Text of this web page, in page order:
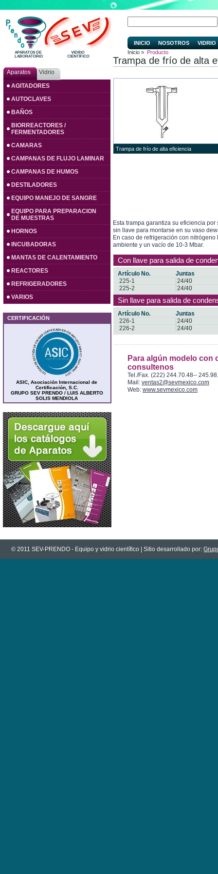
Aparatos
Vidrio
AGITADORES
AUTOCLAVES
BAÑOS
BIORREACTORES /
FERMENTADORES
CAMARAS
CAMPANAS DE FLUJO LAMINAR
CAMPANAS DE HUMOS
DESTILADORES
EQUIPO MANEJO DE SANGRE
EQUIPO PARA PREPARACION
DE MUESTRAS
HORNOS
INCUBADORAS
MANTAS DE CALENTAMIENTO
REACTORES
REFRIGERADORES
VARIOS
CERTIFICACIÓN
ASIC, Asociación Internacional de
Certificación, S.C.
GRUPO SEV PRENDO / LUIS ALBERTO
SOLIS MENDIOLA
INICIO NOSOTROS
VIDRIO
Inicio » Producto
Trampa de frío de alta
Trampa de frío de alta eficiencia
Esta trampa garantiza su eficiencia
sin llave para montarse en su vaso
En caso de refrigeración con
ambiente y un vacío de 10-3 Mbar.
Con llave para salida de
Artículo No.
Juntas
225-1
24/40
225-2
24/40
Sin llave para salida de
Artículo No.
Juntas
226-1
24/40
226-2
24/40
Para algún modelo con
consultenos
Tel./Fax. (222) 244.70.48--
Mail: ventas2@sevmexico.com
Web: www.sevmexico.com
© 2011 SEV-PRENDO - Equipo y vidrio científico | Sitio desarrollado por: